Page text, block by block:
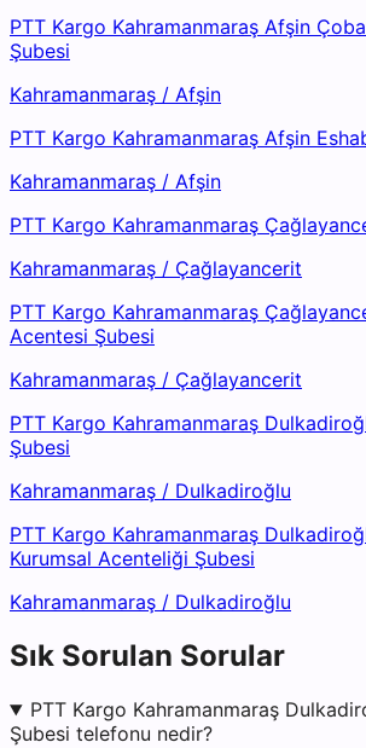
PTT Kargo Kahramanmaraş Afşin
Şubesi
Kahramanmaraş / Afşin
PTT Kargo Kahramanmaraş Afşin
Kahramanmaraş / Afşin
PTT Kargo Kahramanmaraş
Kahramanmaraş / Çağlayancerit
PTT Kargo Kahramanmaraş
Acentesi Şubesi
Kahramanmaraş / Çağlayancerit
PTT Kargo Kahramanmaraş
Şubesi
Kahramanmaraş / Dulkadiroğlu
PTT Kargo Kahramanmaraş
Kurumsal Acenteliği Şubesi
Kahramanmaraş / Dulkadiroğlu
Sık Sorulan Sorular
PTT Kargo Kahramanmaraş
Şubesi telefonu nedir?